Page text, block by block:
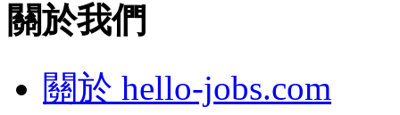
關於我們
關於 hello-jobs.com